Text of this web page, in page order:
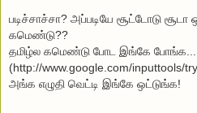
படிச்சாச்சா? அப்படியே சூட்டோடு சூடா
கமெண்டு??
தமிழ்ல கமெண்டு போட இங்கே போங்க...
(http://www.google.com/inputtools/
அங்க எழுதி வெட்டி இங்கே ஒட்டுங்க!